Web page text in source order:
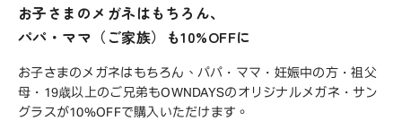
お子さまのメガネはもちろん、
パパ・ママ（ご家族）も10%OFFに
お子さまのメガネはもちろん、パパ・ママ・妊娠中の方・祖父
母・19歳以上のご兄弟もOWNDAYSのオリジナルメガネ・サン
グラスが10%OFFで購入いただけます。